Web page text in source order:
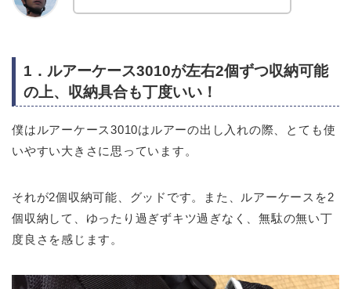
1．ルアーケース3010が左右2個ずつ収納可能
の上、収納具合も丁度いい！
僕はルアーケース3010はルアーの出し入れの際、とても使
いやすい大きさに思っています。
それが2個収納可能、グッドです。また、ルアーケースを2
個収納して、ゆったり過ぎずキツ過ぎなく、無駄の無い丁
度良さを感じます。